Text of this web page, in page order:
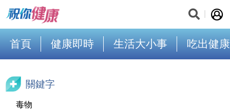
首頁 健康即時 生活大小事 吃出健康
關鍵字
毒物